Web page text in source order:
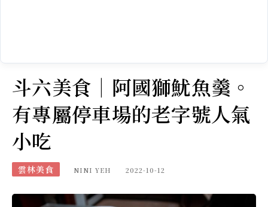
斗六美食｜阿國獅魷魚羹。
有專屬停車場的老字號人氣
小吃
雲林美食 NINI YEH 2022-10-12